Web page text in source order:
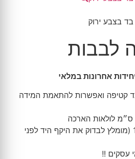
לבבות
קטיפה ואפשרות להתאמת המידה
מתאים גם לילדות בגיל 14 (מומלץ לבדוק את היקף היד לפני